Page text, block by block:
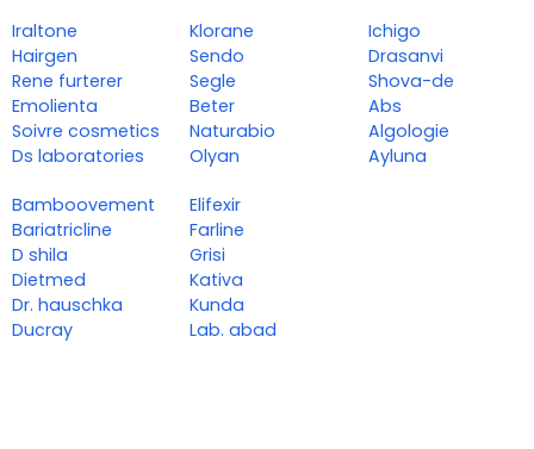
Iraltone
Hairgen
Rene furterer
Emolienta
Soivre cosmetics
Ds laboratories
Klorane
Sendo
Segle
Beter
Naturabio
Olyan
Ichigo
Drasanvi
Shova-de
Abs
Algologie
Ayluna
Bamboovement
Bariatricline
D shila
Dietmed
Dr. hauschka
Ducray
Elifexir
Farline
Grisi
Kativa
Kunda
Lab. abad